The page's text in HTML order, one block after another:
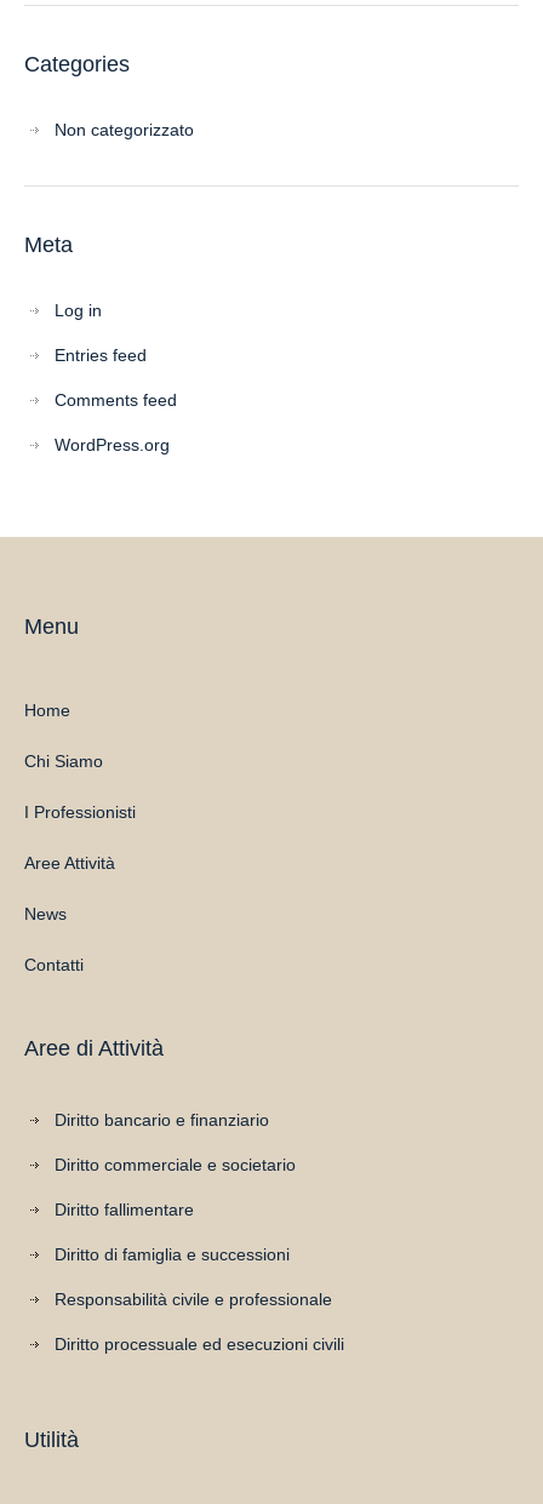
Categories
Non categorizzato
Meta
Log in
Entries feed
Comments feed
WordPress.org
Menu
Home
Chi Siamo
I Professionisti
Aree Attività
News
Contatti
Aree di Attività
Diritto bancario e finanziario
Diritto commerciale e societario
Diritto fallimentare
Diritto di famiglia e successioni
Responsabilità civile e professionale
Diritto processuale ed esecuzioni civili
Utilità